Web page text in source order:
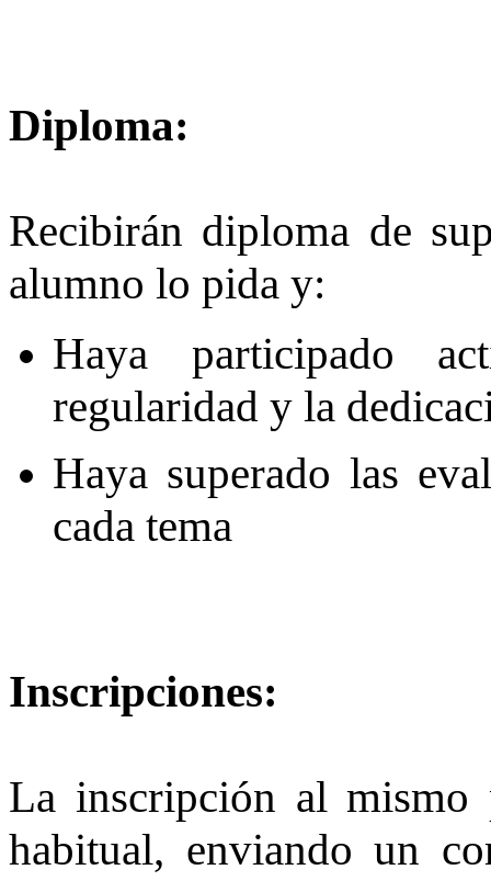
Diploma:
Recibirán diploma de
alumno lo pida y:
Haya participado
regularidad y la
Haya superado las
cada tema
Inscripciones:
La inscripción al mismo
habitual, enviando un